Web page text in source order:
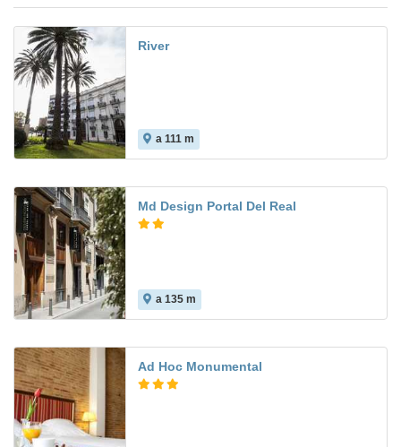
River
a 111 m
Md Design Portal Del Real
a 135 m
Ad Hoc Monumental